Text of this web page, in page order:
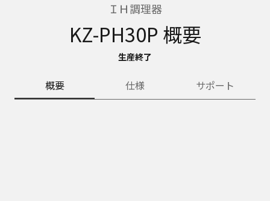
ＩＨ調理器
KZ-PH30P 概要
生産終了
概要 仕様 サポート